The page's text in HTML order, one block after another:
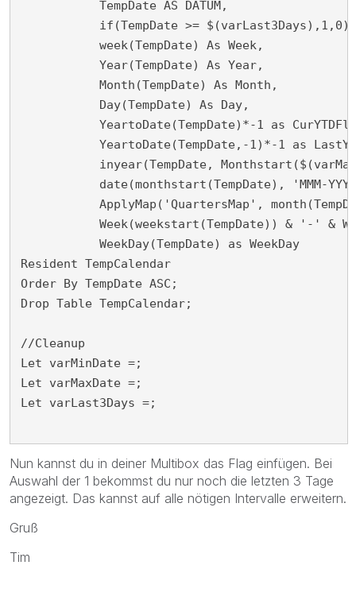
           TempDate AS DATUM,
if(TempDate >= $(varLast3Days),1,0)
           week(TempDate) As Week,
           Year(TempDate) As Year,
           Month(TempDate) As Month,
           Day(TempDate) As Day,
YeartoDate(TempDate)*-1 as
YeartoDate(TempDate,-1)*-1 as
inyear(TempDate,
date(monthstart(TempDate), 'MMM-
ApplyMap('QuartersMap',
Week(weekstart(TempDate)) & '-' &
           WeekDay(TempDate) as WeekDay
Resident TempCalendar
Order By TempDate ASC;
Drop Table TempCalendar;
//Cleanup
Let varMinDate =;
Let varMaxDate =;
Let varLast3Days =;
Nun kannst du in deiner Multibox das Flag einfügen. Bei
Auswahl der 1 bekommst du nur noch die letzten 3 Tage
angezeigt. Das kannst auf alle nötigen Intervalle erweitern.
Gruß
Tim